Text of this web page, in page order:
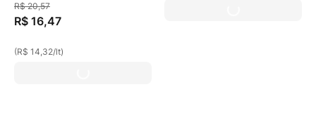
Açúcares 1150g Embalagem
Econômica
R$ 20,57
R$ 16,47
(R$ 14,32/lt)